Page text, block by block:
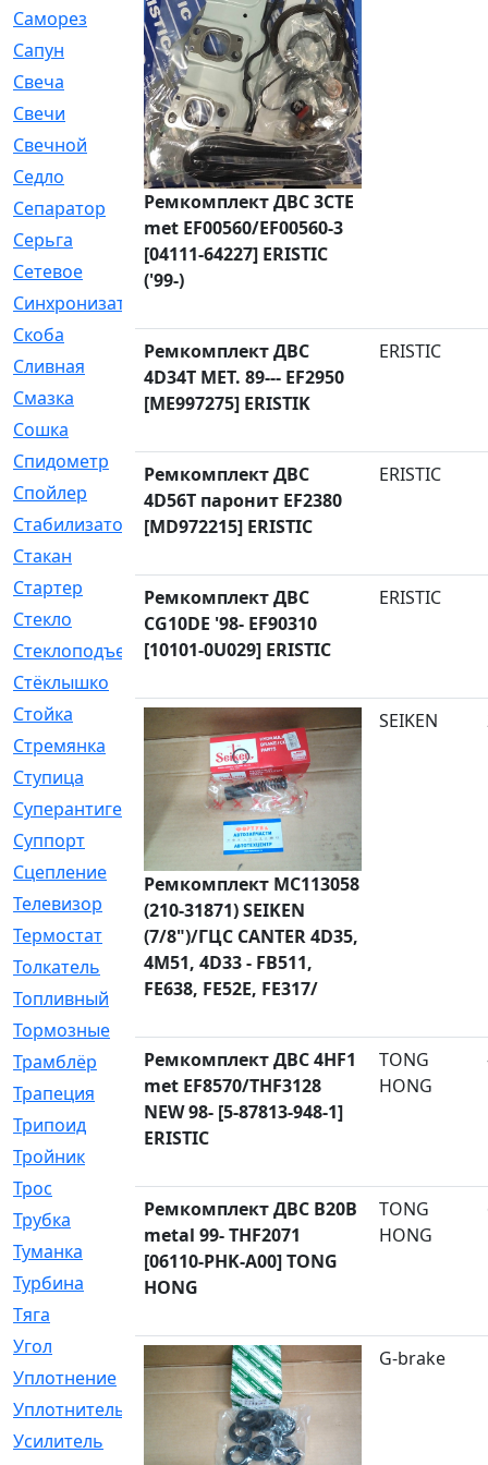
Саморез
[23]
Сапун
[33]
Свеча
[457]
Свечи
[272]
Свечной
[2]
Седло
[7]
Сепаратор
[6]
Серьга
[27]
Сетевое
Синхронизатор
Скоба
[4]
Сливная
[6]
Смазка
[24]
Сошка
Спидометр
Спойлер
[29]
Стабилизатор
[596]
Стакан
Стартер
[176]
Стекло
[11]
Стеклоподъемник
[12]
Стёклышко
Стойка
[969]
Стремянка
[46]
Ступица
[775]
Суперантигель
[3]
Суппорт
Сцепление
[1]
Телевизор
[13]
Термостат
[323]
Толкатель
[4]
Топливный
[5]
Тормозные
[57]
Трамблёр
[54]
Трапеция
[2]
Трипоид
[16]
Тройник
Трос
[500]
Трубка
[39]
Туманка
[77]
Турбина
[69]
Тяга
Угол
[2]
Уплотнение
[22]
Уплотнитель
[13]
Усилитель
[20]
Ремкомплект ДВС 3CTE
met EF00560/EF00560-3
[04111-64227] ERISTIC
('99-)
Ремкомплект ДВС
4D34T MET. 89--- EF2950
[ME997275] ERISTIK
ERISTIC
Ремкомплект ДВС
4D56T паронит EF2380
[MD972215] ERISTIC
ERISTIC
Ремкомплект ДВС
CG10DE '98- EF90310
[10101-0U029] ERISTIC
ERISTIC
Ремкомплект MC113058
(210-31871) SEIKEN
(7/8")/ГЦС CANTER 4D35,
4M51, 4D33 - FB511,
FE638, FE52E, FE317/
SEIKEN
Ремкомплект ДВС 4HF1
met EF8570/THF3128
NEW 98- [5-87813-948-1]
ERISTIC
TONG
HONG
Ремкомплект ДВС B20B
metal 99- THF2071
[06110-PHK-A00] TONG
HONG
TONG
HONG
G-brake